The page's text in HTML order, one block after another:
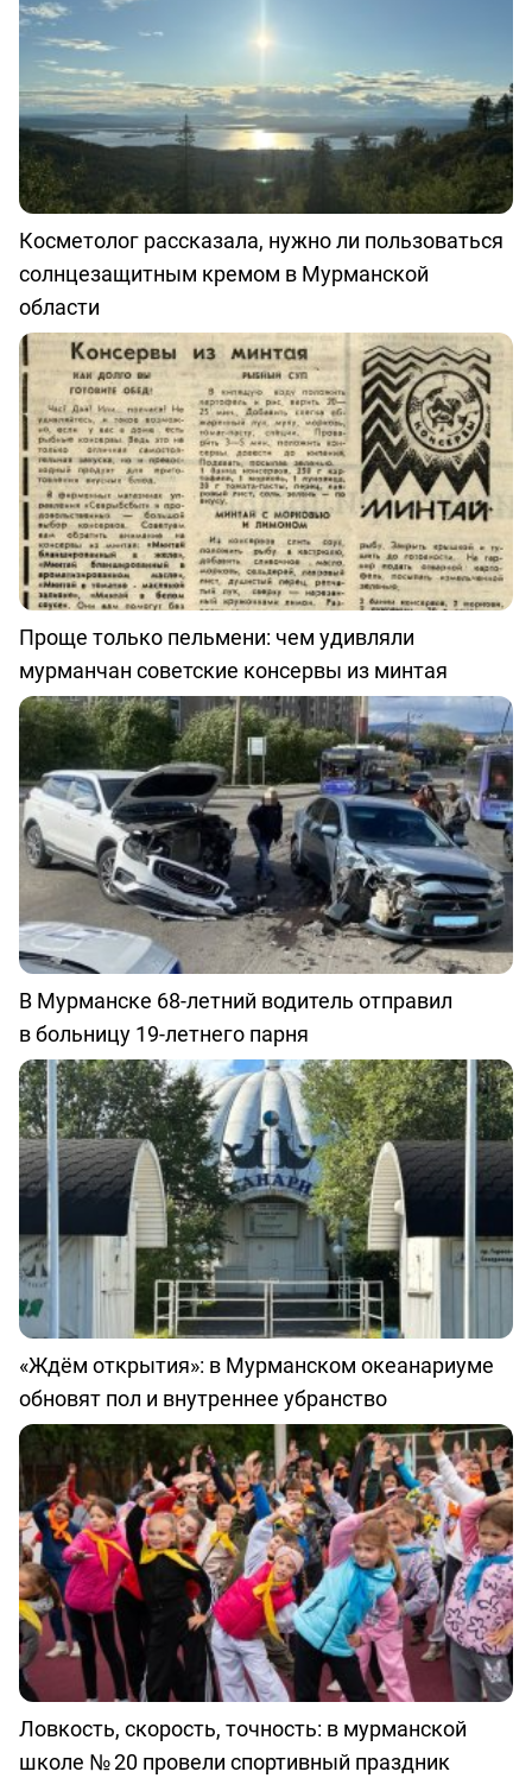
Косметолог рассказала, нужно ли пользоваться
солнцезащитным кремом в Мурманской
области
Проще только пельмени: чем удивляли
мурманчан советские консервы из минтая
В Мурманске 68-летний водитель отправил
в больницу 19-летнего парня
«Ждём открытия»: в Мурманском океанариуме
обновят пол и внутреннее убранство
Ловкость, скорость, точность: в мурманской
школе № 20 провели спортивный праздник